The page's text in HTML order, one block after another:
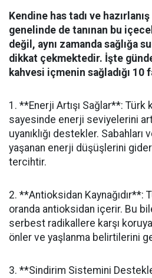
Kendine has tadı ve
genelinde de tanınan bu
değil, aynı zamanda sağlığa
dikkat çekmektedir. İşte
kahvesi içmenin sağladığı 10
1. **Enerji Artışı Sağlar**:
sayesinde enerji seviyelerini
uyanıklığı destekler.
yaşanan enerji düşüşlerini
tercihtir.
2. **Antioksidan Kaynağıdır**:
oranda antioksidan içerir. Bu
serbest radikallere karşı
önler ve yaşlanma belirtilerini
3. **Sindirim Sistemini